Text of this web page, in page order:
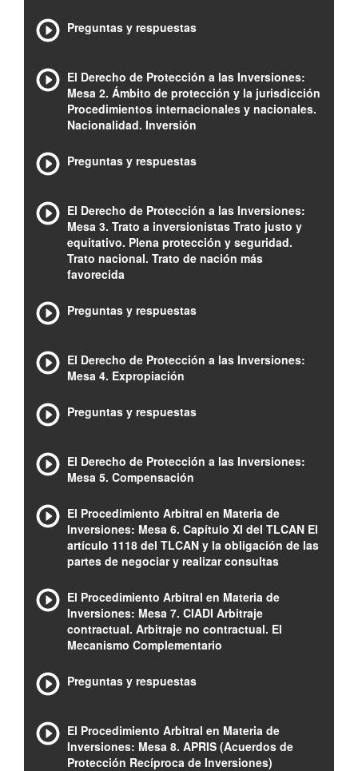
Preguntas y respuestas
El Derecho de Protección a las Inversiones:
Mesa 2. Ámbito de protección y la jurisdicción
Procedimientos internacionales y nacionales.
Nacionalidad. Inversión
Preguntas y respuestas
El Derecho de Protección a las Inversiones:
Mesa 3. Trato a inversionistas Trato justo y
equitativo. Plena protección y seguridad.
Trato nacional. Trato de nación más
favorecida
Preguntas y respuestas
El Derecho de Protección a las Inversiones:
Mesa 4. Expropiación
Preguntas y respuestas
El Derecho de Protección a las Inversiones:
Mesa 5. Compensación
El Procedimiento Arbitral en Materia de
Inversiones: Mesa 6. Capítulo XI del TLCAN El
artículo 1118 del TLCAN y la obligación de las
partes de negociar y realizar consultas
El Procedimiento Arbitral en Materia de
Inversiones: Mesa 7. CIADI Arbitraje
contractual. Arbitraje no contractual. El
Mecanismo Complementario
Preguntas y respuestas
El Procedimiento Arbitral en Materia de
Inversiones: Mesa 8. APRIS (Acuerdos de
Protección Recíproca de Inversiones)